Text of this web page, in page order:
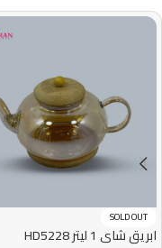
SOLD OUT
ابريق شاي 1 ليتر HD5228